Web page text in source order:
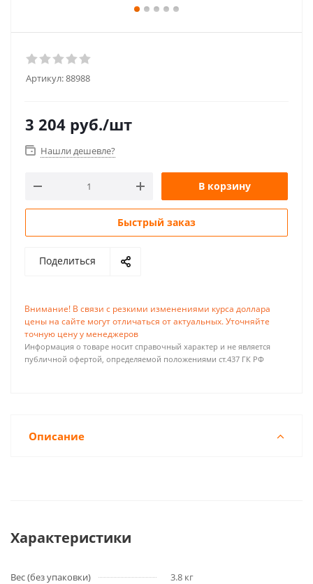
Артикул:88988
3 204 руб./шт
Нашли дешевле?
В корзину
Быстрый заказ
Поделиться
Внимание! В связи с резкими изменениями курса доллара
цены на сайте могут отличаться от актуальных. Уточняйте
точную цену у менеджеров
Информация о товаре носит справочный характер и не является
публичной офертой, определяемой положениями ст.437 ГК РФ
Описание
Характеристики
Вес (без упаковки)
3.8 кг